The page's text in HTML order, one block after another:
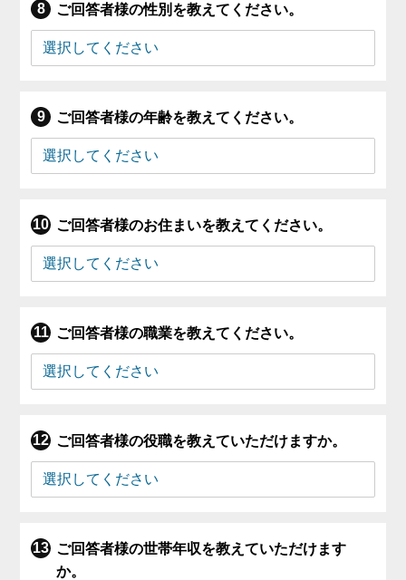
ご回答者様の性別を教えてください。
ご回答者様の年齢を教えてください。
ご回答者様のお住まいを教えてください。
ご回答者様の職業を教えてください。
ご回答者様の役職を教えていただけますか。
ご回答者様の世帯年収を教えていただけます
か。